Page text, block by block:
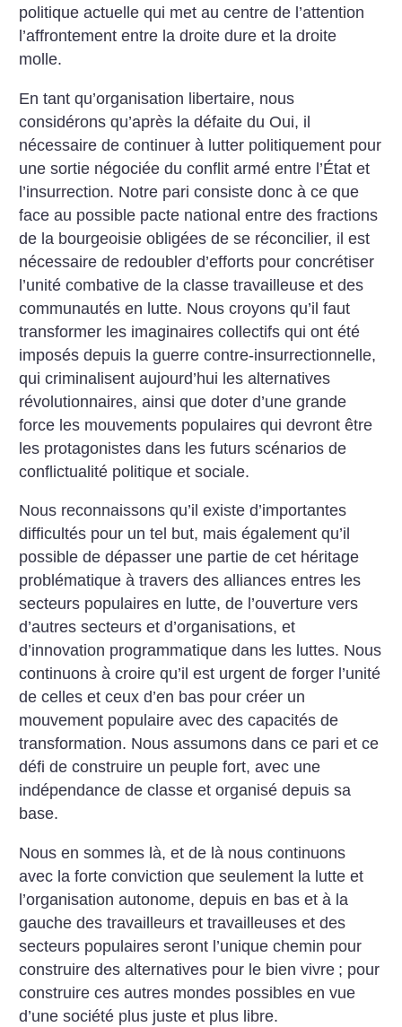
politique actuelle qui met au centre de l’attention
l’affrontement entre la droite dure et la droite
molle.
En tant qu’organisation libertaire, nous
considérons qu’après la défaite du Oui, il
nécessaire de continuer à lutter politiquement pour
une sortie négociée du conflit armé entre l’État et
l’insurrection. Notre pari consiste donc à ce que
face au possible pacte national entre des fractions
de la bourgeoisie obligées de se réconcilier, il est
nécessaire de redoubler d’efforts pour concrétiser
l’unité combative de la classe travailleuse et des
communautés en lutte. Nous croyons qu’il faut
transformer les imaginaires collectifs qui ont été
imposés depuis la guerre contre-insurrectionnelle,
qui criminalisent aujourd’hui les alternatives
révolutionnaires, ainsi que doter d’une grande
force les mouvements populaires qui devront être
les protagonistes dans les futurs scénarios de
conflictualité politique et sociale.
Nous reconnaissons qu’il existe d’importantes
difficultés pour un tel but, mais également qu’il
possible de dépasser une partie de cet héritage
problématique à travers des alliances entres les
secteurs populaires en lutte, de l’ouverture vers
d’autres secteurs et d’organisations, et
d’innovation programmatique dans les luttes. Nous
continuons à croire qu’il est urgent de forger l’unité
de celles et ceux d’en bas pour créer un
mouvement populaire avec des capacités de
transformation. Nous assumons dans ce pari et ce
défi de construire un peuple fort, avec une
indépendance de classe et organisé depuis sa
base.
Nous en sommes là, et de là nous continuons
avec la forte conviction que seulement la lutte et
l’organisation autonome, depuis en bas et à la
gauche des travailleurs et travailleuses et des
secteurs populaires seront l’unique chemin pour
construire des alternatives pour le bien vivre ; pour
construire ces autres mondes possibles en vue
d’une société plus juste et plus libre.